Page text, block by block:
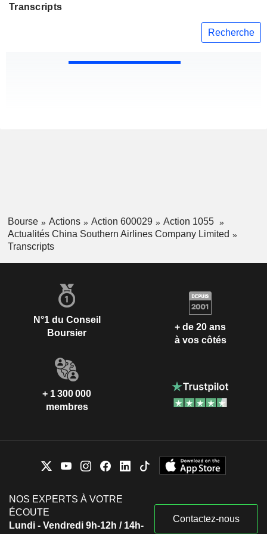
Transcripts
Recherche
Bourse Actions Action 600029
Action 1055
Actualités China Southern Airlines Company Limited
Transcripts
N°1 du Conseil
Boursier
+ de 20 ans
à vos côtés
+ 1 300 000
membres
NOS EXPERTS À VOTRE
ÉCOUTE
Lundi - Vendredi 9h-12h / 14h-
Contactez-nous